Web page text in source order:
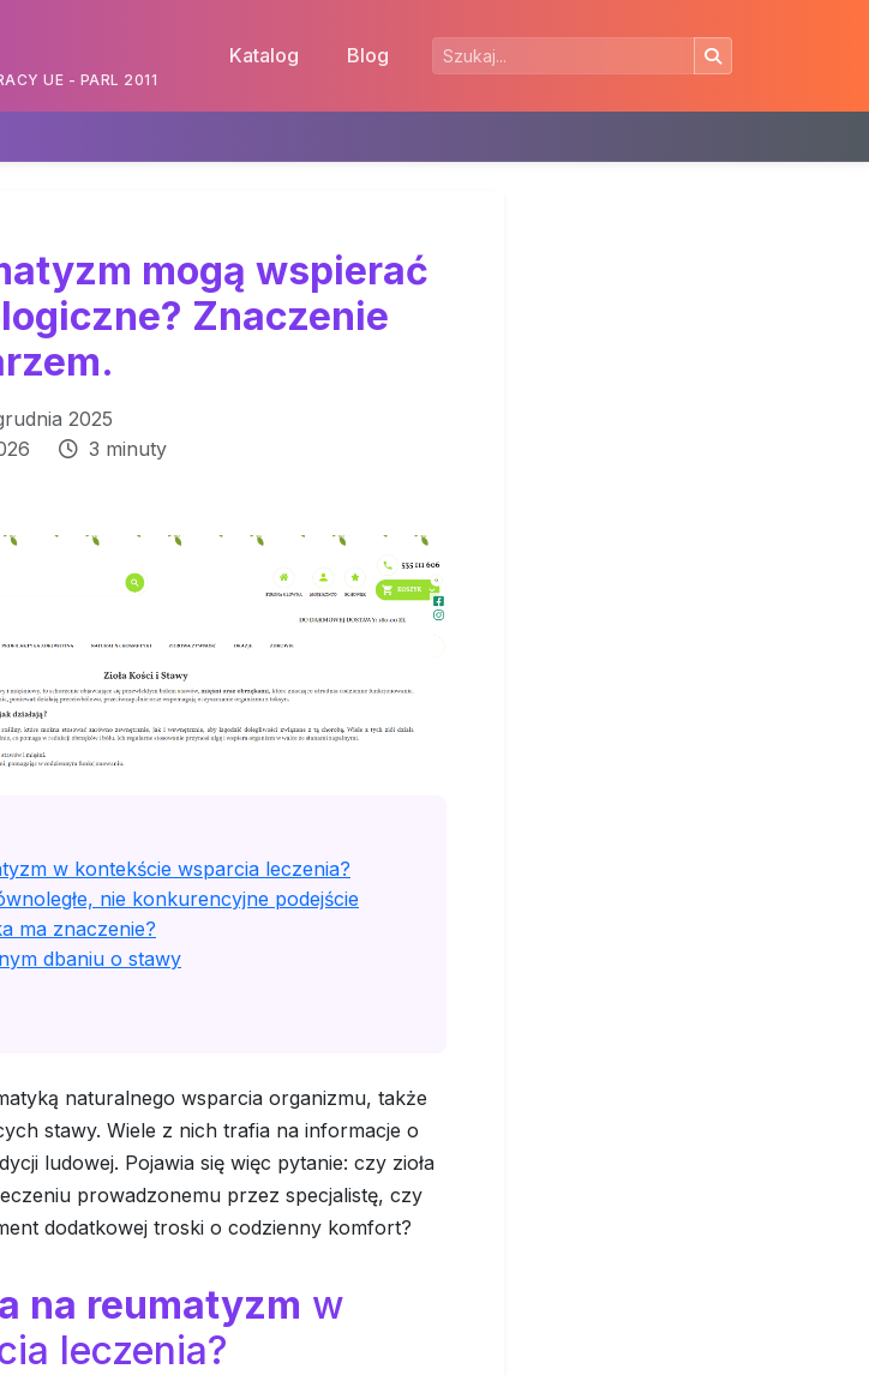
UE - PARL 2011
Katalog Blog
mogą wspierać
Znaczenie
2025
3 minuty
w kontekście wsparcia leczenia?
nie konkurencyjne podejście
ma znaczenie?
dbaniu o stawy
naturalnego wsparcia organizmu, także
stawy. Wiele z nich trafia na informacje o
ludowej. Pojawia się więc pytanie: czy zioła
prowadzonemu przez specjalistę, czy
dodatkowej troski o codzienny komfort?
na reumatyzm w
leczenia?